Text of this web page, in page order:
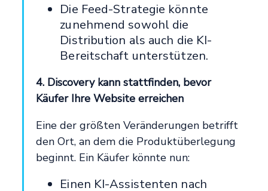
Die Feed-Strategie könnte
zunehmend sowohl die
Distribution als auch die KI-
Bereitschaft unterstützen.
4. Discovery kann stattfinden, bevor
Käufer Ihre Website erreichen
Eine der größten Veränderungen betrifft
den Ort, an dem die Produktüberlegung
beginnt. Ein Käufer könnte nun:
Einen KI-Assistenten nach